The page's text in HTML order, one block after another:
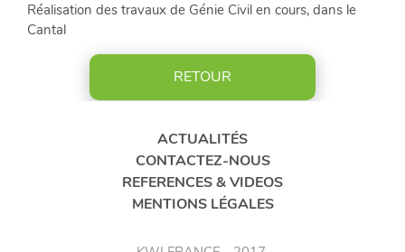
VIDÉOS
Réalisation des travaux de Génie Civil en cours, dans le
Cantal
RETOUR
ACTUALITÉS
CONTACTEZ-NOUS
REFERENCES & VIDEOS
MENTIONS LÉGALES